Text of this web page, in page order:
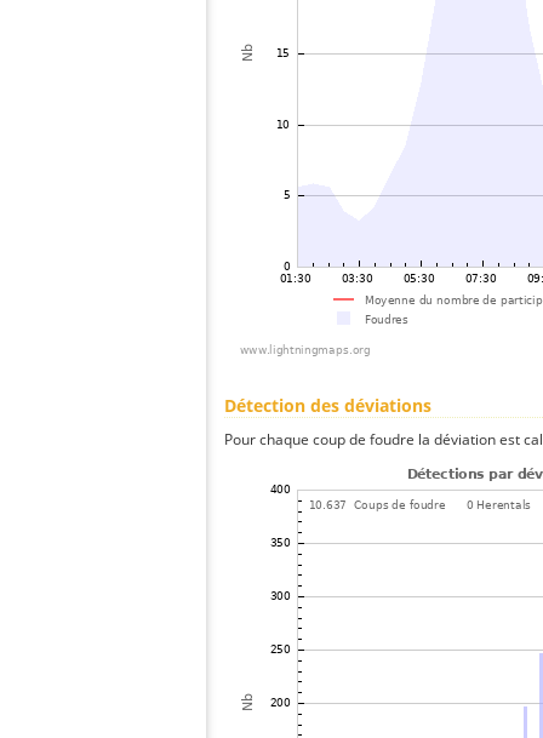
Détection des déviations
Pour chaque coup de foudre la déviation est